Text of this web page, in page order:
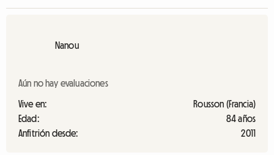
Nanou
Aún no hay evaluaciones
Vive en:
Rousson (Francia)
Edad:
84 años
Anfitrión desde:
2011